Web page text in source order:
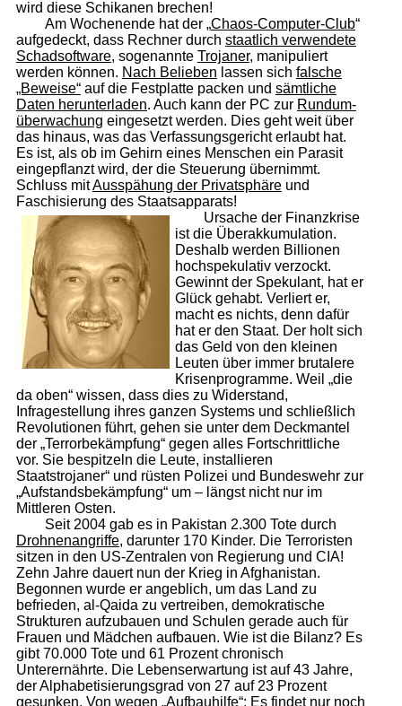
wird diese Schikanen brechen!
Am Wochenende hat der „Chaos-Computer-Club“
aufgedeckt, dass Rechner durch staatlich verwendete
Schadsoftware, sogenannte Trojaner, manipuliert
werden können. Nach Belieben lassen sich falsche
„Beweise“auf die Festplatte packen und sämtliche
Daten herunterladen. Auch kann der PC zur Rund­um­
über­wachung eingesetzt werden. Dies geht weit über
das hinaus, was das Verfassungsgericht erlaubt hat.
Es ist, als ob im Gehirn eines Menschen ein Parasit
eingepflanzt wird, der die Steuerung übernimmt.
Schluss mitAusspähung der Privatsphäreund
Faschisierung des Staatsapparats!
Ursache der Finanzkrise
ist die Überakkumulation.
Deshalb werden Billionen
hochspekulativ verzockt.
Gewinnt der Spekulant, hat er
Glück gehabt. Verliert er,
macht es nichts, denn dafür
hat er den Staat. Der holt sich
das Geld von den kleinen
Leuten über immer brutalere
Krisenprogramme. Weil „die
da oben“ wissen, dass dies zu Widerstand,
Infragestellung ihres ganzen Systems und schließlich
Revolutionen führt, gehen sie unter dem Deckmantel
der „Terrorbekämpfung“ gegen alles Fortschrittliche
vor. Sie bespitzeln die Leute, installieren
Staatstrojaner“ und rüsten Polizei und Bundeswehr zur
„Aufstandsbekämpfung“ um – längst nicht nur im
Mittleren Osten.
Seit 2004 gab es in Pakistan 2.300 Tote durch
Drohnenangriffe, darunter 170 Kinder. Die Terroristen
sitzen in den US-Zentralen von Regierung und CIA!
Zehn Jahre dauert nun der Krieg in Afghanistan.
Begonnen wurde er angeblich, um das Land zu
befrieden, al-Qaida zu vertreiben, demokratische
Strukturen aufzubauen und Schulen gerade auch für
Frauen und Mädchen aufbauen. Wie ist die Bilanz? Es
gibt 70.000 Tote und 61 Prozent chronisch
Unterernährte. Die Lebenserwartung ist auf 43 Jahre,
der Alphabetisierungsgrad von 27 auf 23 Prozent
gesunken. Von wegen „Aufbauhilfe“: Es findet nur noch